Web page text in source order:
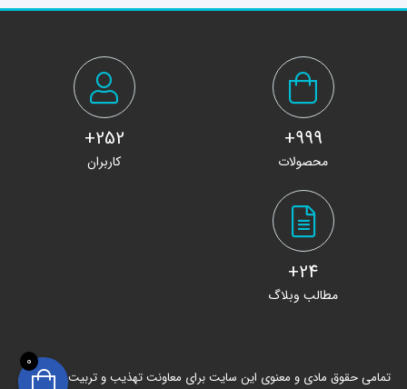
999+
محصولات
252+
کاربران
24+
مطالب وبلاگ
تمامی حقوق مادی و معنوی این سایت برای معاونت تهذیب و تربیت حوزه های
0